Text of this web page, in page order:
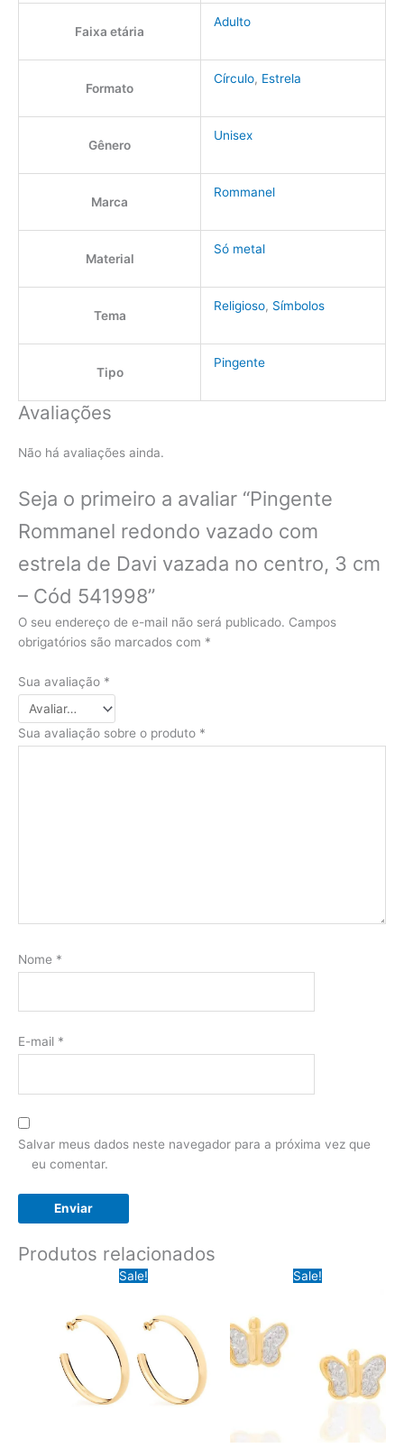
Faixa etária
Adulto
Formato
Círculo, Estrela
Gênero
Unisex
Marca
Rommanel
Material
Só metal
Tema
Religioso, Símbolos
Tipo
Pingente
Avaliações
Não há avaliações ainda.
Seja o primeiro a avaliar “Pingente
Rommanel redondo vazado com
estrela de Davi vazada no centro, 3 cm
– Cód 541998”
O seu endereço de e-mail não será publicado. Campos
obrigatórios são marcados com *
Sua avaliação *
Sua avaliação sobre o produto *
Nome *
E-mail *
Salvar meus dados neste navegador para a próxima vez que
eu comentar.
Produtos relacionados
Sale! Sale!